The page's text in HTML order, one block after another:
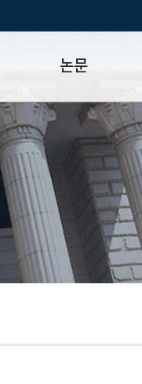
논문
학위논문제출 절차/자격
논문작성법 및 템플릿
양식함
논문지도_
학위논문제안심사
연구윤리교육 이수 안내
연구윤리위원회 규정
연구윤리 지침서